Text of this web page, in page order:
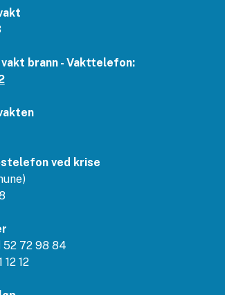
brann - Vakttelefon:
ved krise
52 72 98 84
12